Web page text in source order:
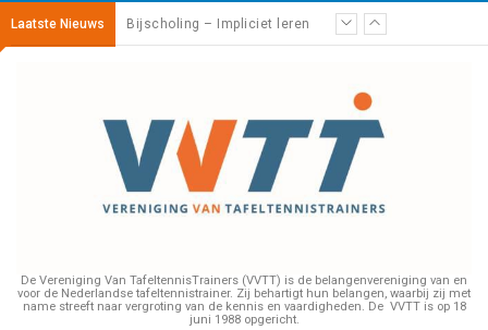
Laatste Nieuws Bijscholing – Impliciet leren
De Vereniging Van TafeltennisTrainers (VVTT) is de belangenvereniging van en
voor de Nederlandse tafeltennistrainer. Zij behartigt hun belangen, waarbij zij met
name streeft naar vergroting van de kennis en vaardigheden. De VVTT is op 18
juni 1988 opgericht.